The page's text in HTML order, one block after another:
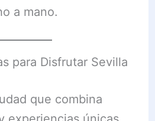
a mano.
para Disfrutar Sevilla
que combina